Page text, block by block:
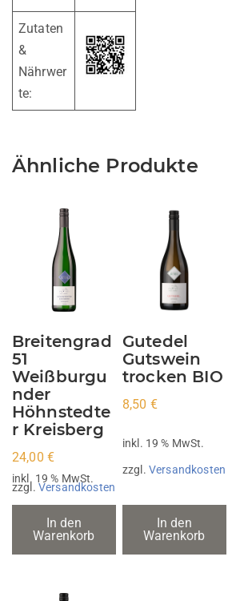
Zutaten
&
Nährwer
te:
Ähnliche Produkte
Breitengrad
51
Weißburgu
nder
Höhnstedte
r Kreisberg
24,00 €
inkl. 19 % MwSt.
zzgl. Versandkosten
In den
Warenkorb
Gutedel
Gutswein
trocken BIO
8,50 €
inkl. 19 % MwSt.
zzgl. Versandkosten
In den
Warenkorb